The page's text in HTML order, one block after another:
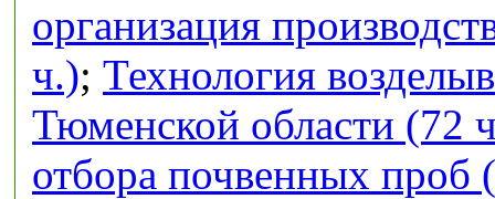
организация
ч.); Технология
Тюменской области (72
отбора почвенных проб